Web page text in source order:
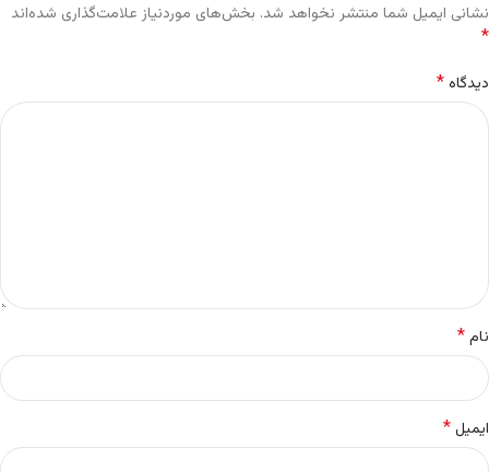
نشانی ایمیل شما منتشر نخواهد شد. بخش‌های موردنیاز علامت‌گذاری شده‌اند
*
دیدگاه*
نام*
ایمیل*